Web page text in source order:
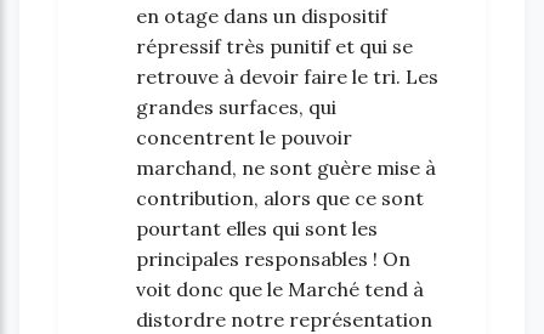
en otage dans un dispositif
répressif très punitif et qui se
retrouve à devoir faire le tri. Les
grandes surfaces, qui
concentrent le pouvoir
marchand, ne sont guère mise à
contribution, alors que ce sont
pourtant elles qui sont les
principales responsables ! On
voit donc que le Marché tend à
distordre notre représentation